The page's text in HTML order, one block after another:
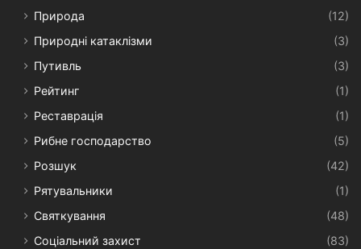
Природа
(12)
Природні катаклізми
(3)
Путивль
(3)
Рейтинг
(1)
Реставрація
(1)
Рибне господарство
(5)
Розшук
(42)
Рятувальники
(1)
Святкування
(48)
Соціальний захист
(83)